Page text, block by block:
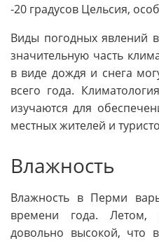
-20 градусов Цельсия,
Виды погодных явлений
значительную часть
в виде дождя и снега
всего года.
изучаются для
местных жителей и
Влажность
Влажность в Перми
времени года. Летом,
довольно высокой, что